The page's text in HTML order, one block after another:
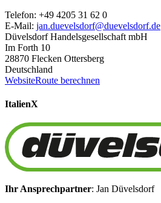
Telefon: +49 4205 31 62 0
E-Mail: jan.duevelsdorf@duevelsdorf.de
Düvelsdorf Handelsgesellschaft mbH
Im Forth 10
28870 Flecken Ottersberg
Deutschland
WebsiteRoute berechnen
ItalienX
Ihr Ansprechpartner: Jan Düvelsdorf